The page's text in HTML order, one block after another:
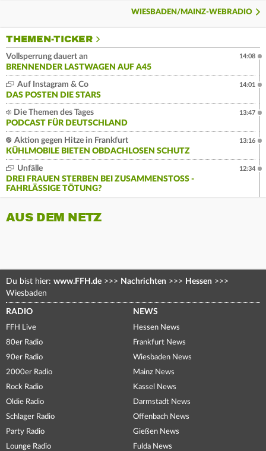
WIESBADEN/MAINZ-WEBRADIO
THEMEN-TICKER
Vollsperrung dauert an
BRENNENDER LASTWAGEN AUF A45
14:08
Auf Instagram & Co
DAS POSTEN DIE STARS
14:01
Die Themen des Tages
PODCAST FÜR DEUTSCHLAND
13:47
Aktion gegen Hitze in Frankfurt
KÜHLMOBILE BIETEN OBDACHLOSEN SCHUTZ
13:16
Unfälle
DREI FRAUEN STERBEN BEI ZUSAMMENSTOSS - F
AHRLÄSSIGE TÖTUNG?
12:34
AUS DEM NETZ
Du bist hier: www.FFH.de >>> Nachrichten >>> Hessen >>>
Wiesbaden
RADIO
FFH Live
80er Radio
90er Radio
2000er Radio
Rock Radio
Oldie Radio
Schlager Radio
Party Radio
Lounge Radio
NEWS
Hessen News
Frankfurt News
Wiesbaden News
Mainz News
Kassel News
Darmstadt News
Offenbach News
Gießen News
Fulda News